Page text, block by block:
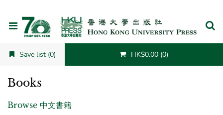
Save list (0) HK$0.00 (0)
Books
Browse 中文書籍